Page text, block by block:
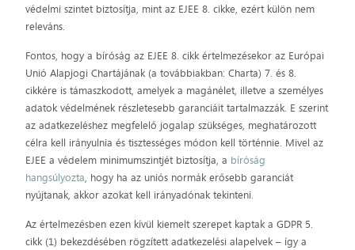
védelmi szintet biztosítja, mint az EJEE 8. cikke, ezért külön nem
releváns.
Fontos, hogy a bíróság az EJEE 8. cikk értelmezésekor az Európai
Unió Alapjogi Chartájának (a továbbiakban: Charta) 7. és 8.
cikkére is támaszkodott, amelyek a magánélet, illetve a személyes
adatok védelmének részletesebb garanciáit tartalmazzák. E szerint
az adatkezeléshez megfelelő jogalap szükséges, meghatározott
célra kell irányulnia és tisztességes módon kell történnie. Mivel az
EJEE a védelem minimumszintjét biztosítja, a bíróság
hangsúlyozta, hogy ha az uniós normák erősebb garanciát
nyújtanak, akkor azokat kell irányadónak tekinteni.
Az értelmezésben ezen kívül kiemelt szerepet kaptak a GDPR 5.
cikk (1) bekezdésében rögzített adatkezelési alapelvek – így a